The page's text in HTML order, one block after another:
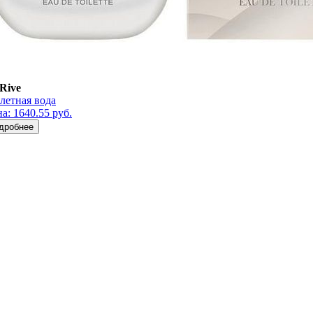
вода
1640.55 руб.